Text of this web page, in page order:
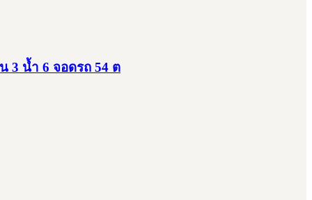
3 น้ำ 6 จอดรถ 54 ต